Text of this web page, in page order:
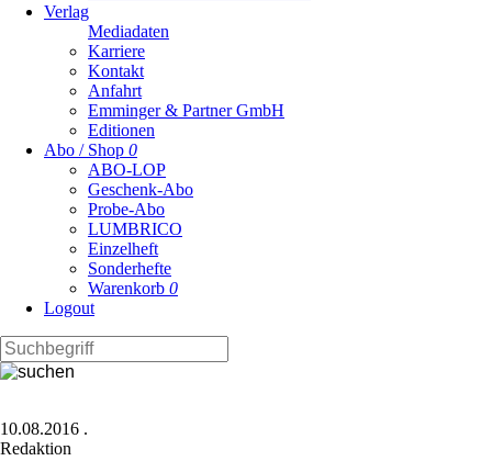
Verlag
Mediadaten
Karriere
Kontakt
Anfahrt
Emminger & Partner GmbH
Editionen
Abo / Shop 0
ABO-LOP
Geschenk-Abo
Probe-Abo
LUMBRICO
Einzelheft
Sonderhefte
Warenkorb 0
Logout
10.08.2016 .
Redaktion